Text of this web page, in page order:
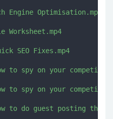
Optimisation.mp4
SEO Fixes.mp4
spy on your competitors'
spy on your competitors'
to do guest posting that